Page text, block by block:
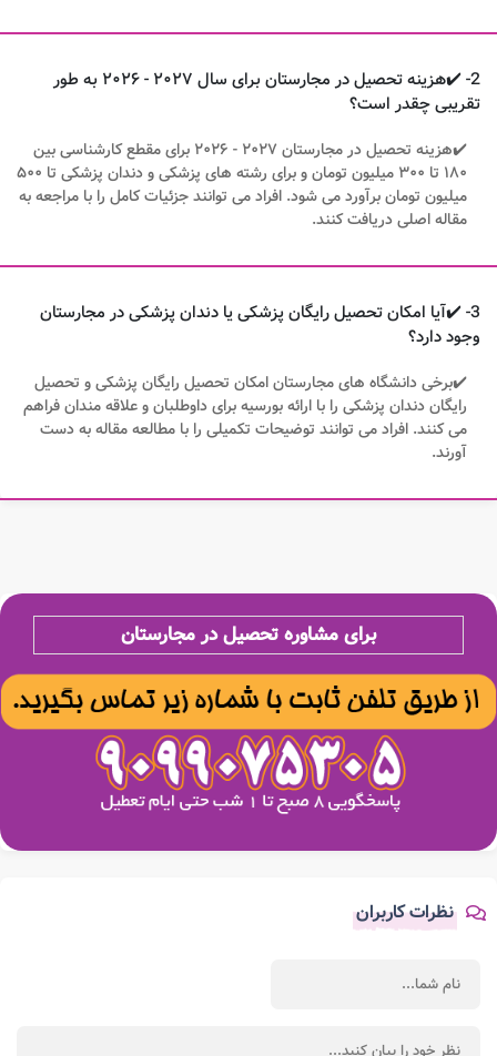
2- ✔️هزینه تحصیل در مجارستان برای سال ۲۰۲۷ - ۲۰۲۶ به طور
تقریبی چقدر است؟
✔️هزینه تحصیل در مجارستان ۲۰۲۷ - ۲۰۲۶ برای مقطع کارشناسی بین
۱۸۰ تا ۳۰۰ میلیون تومان و برای رشته های پزشکی و دندان پزشکی تا ۵۰۰
میلیون تومان برآورد می شود. افراد می توانند جزئیات کامل را با مراجعه به
مقاله اصلی دریافت کنند.
3- ✔️آیا امکان تحصیل رایگان پزشکی یا دندان پزشکی در مجارستان
وجود دارد؟
✔️برخی دانشگاه های مجارستان امکان تحصیل رایگان پزشکی و تحصیل
رایگان دندان پزشکی را با ارائه بورسیه برای داوطلبان و علاقه مندان فراهم
می کنند. افراد می توانند توضیحات تکمیلی را با مطالعه مقاله به دست
آورند.
برای مشاوره تحصیل در مجارستان
نظرات کاربران